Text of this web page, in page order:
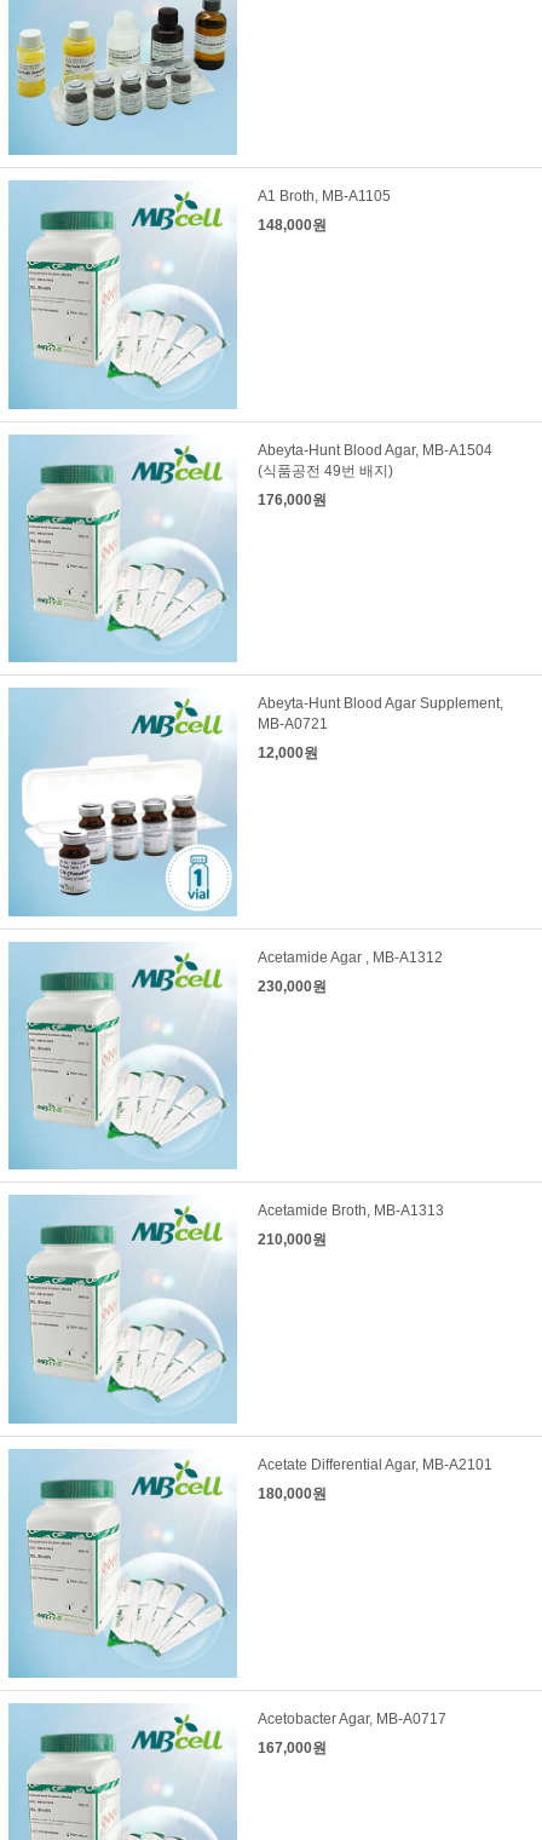
A1 Broth, MB-A1105
148,000원
Abeyta-Hunt Blood Agar, MB-A1504
(식품공전 49번 배지)
176,000원
Abeyta-Hunt Blood Agar Supplement,
MB-A0721
12,000원
Acetamide Agar , MB-A1312
230,000원
Acetamide Broth, MB-A1313
210,000원
Acetate Differential Agar, MB-A2101
180,000원
Acetobacter Agar, MB-A0717
167,000원